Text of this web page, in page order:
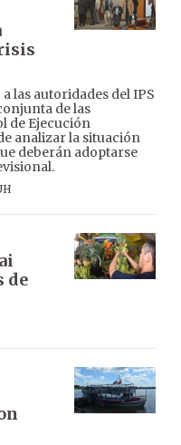
las autoridades del IPS
de las
de Ejecución
analizar la situación
deberán adoptarse
de